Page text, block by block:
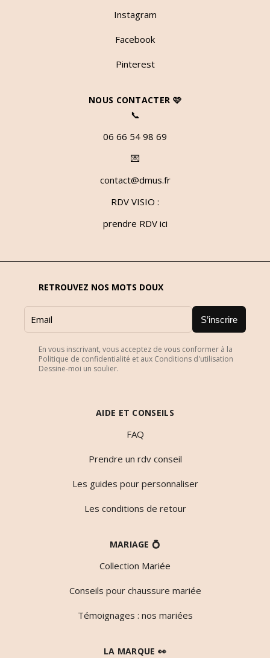
Instagram
Facebook
Pinterest
NOUS CONTACTER 🩷
📞
06 66 54 98 69
💌
contact@dmus.fr
RDV VISIO :
prendre RDV ici
RETROUVEZ NOS MOTS DOUX
S’inscrire
En vous inscrivant, vous acceptez de vous conformer à la
Politique de confidentialité et aux Conditions d'utilisation
Dessine-moi un soulier.
AIDE ET CONSEILS
FAQ
Prendre un rdv conseil
Les guides pour personnaliser
Les conditions de retour
MARIAGE 💍
Collection Mariée
Conseils pour chaussure mariée
Témoignages : nos mariées
LA MARQUE 👀